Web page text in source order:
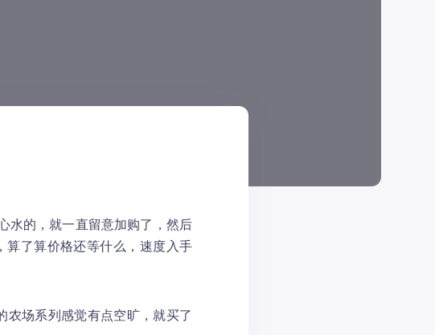
水的，就一直留意加购了，然后
算了算价格还等什么，速度入手
农场系列感觉有点空旷，就买了